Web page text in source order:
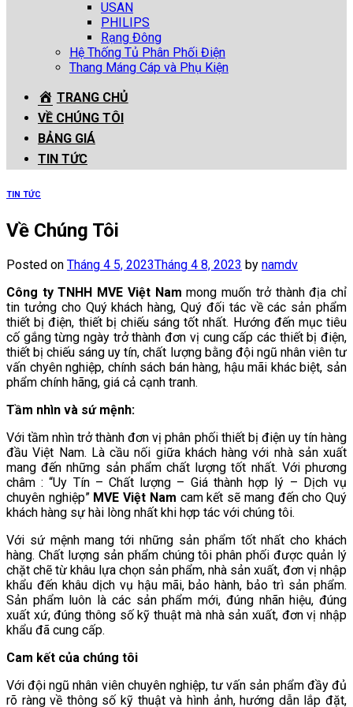
USAN
PHILIPS
Rạng Đông
Hệ Thống Tủ Phân Phối Điện
Thang Máng Cáp và Phụ Kiện
TRANG CHỦ
VỀ CHÚNG TÔI
BẢNG GIÁ
TIN TỨC
TIN TỨC
Về Chúng Tôi
Posted on Tháng 4 5, 2023Tháng 4 8, 2023 by namdv
Công ty TNHH MVE Việt Nammong muốn trở thành địa chỉ
tin tưởng cho Quý khách hàng, Quý đối tác về các sản phẩm
thiết bị điện, thiết bị chiếu sáng tốt nhất. Hướng đến mục tiêu
cố gắng từng ngày trở thành đơn vị cung cấp các thiết bị điện,
thiết bị chiếu sáng uy tín, chất lượng bằng đội ngũ nhân viên tư
vấn chyên nghiệp, chính sách bán hàng, hậu mãi khác biệt, sản
phẩm chính hãng, giá cả cạnh tranh.
Tầm nhìn và sứ mệnh:
Với tầm nhìn trở thành đơn vị phân phối thiết bị điện uy tín hàng
đầu Việt Nam. Là cầu nối giữa khách hàng với nhà sản xuất
mang đến những sản phẩm chất lượng tốt nhất. Với phương
châm : “Uy Tín – Chất lượng – Giá thành hợp lý – Dịch vụ
chuyên nghiệp” MVE Việt Nam cam kết sẽ mang đến cho Quý
khách hàng sự hài lòng nhất khi hợp tác với chúng tôi.
Với sứ mệnh mang tới những sản phẩm tốt nhất cho khách
hàng. Chất lượng sản phẩm chúng tôi phân phối được quản lý
chặt chẽ từ khâu lựa chọn sản phẩm, nhà sản xuất, đơn vị nhập
khẩu đến khâu dịch vụ hậu mãi, bảo hành, bảo trì sản phẩm.
Sản phẩm luôn là các sản phẩm mới, đúng nhãn hiệu, đúng
xuất xứ, đúng thông số kỹ thuật mà nhà sản xuất, đơn vị nhập
khẩu đã cung cấp.
Cam kết của chúng tôi
Với đội ngũ nhân viên chuyên nghiệp, tư vấn sản phẩm đầy đủ
rõ ràng về thông số kỹ thuật và hình ảnh, hướng dẫn lắp đặt,